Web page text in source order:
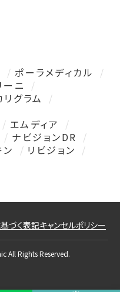
ポーラメディカル
ーニ
リグラム
エムディア
ナビジョンDR
リビジョン
づく表記キャンセルポリシー
All Rights Reserved.